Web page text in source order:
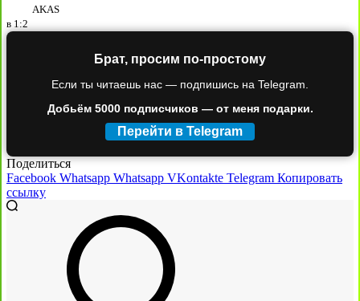
AKAS
в 1:2
Брат, просим по-простому
Если ты читаешь нас — подпишись на Telegram.
Добьём 5000 подписчиков — от меня подарки.
Перейти в Telegram
Поделиться
Facebook Whatsapp Whatsapp VKontakte Telegram Копировать
ссылку